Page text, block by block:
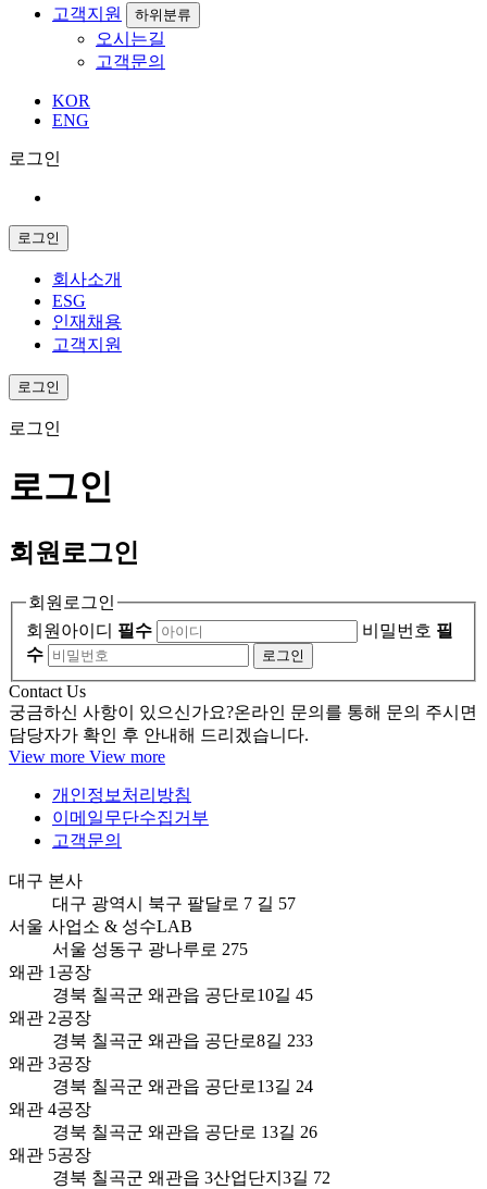
고객지원
하위분류
오시는길
고객문의
KOR
ENG
로그인
로그인
회사소개
ESG
인재채용
고객지원
로그인
로그인
로그인
회원 로그인
회원로그인
회원아이디 필수 비밀번호 필
수
로그인
Contact Us
궁금하신 사항이 있으신가요?온라인 문의를 통해 문의 주시면
담당자가 확인 후 안내해 드리겠습니다.
View more View more
개인정보처리방침
이메일무단수집거부
고객문의
대구 본사
대구 광역시 북구 팔달로 7 길 57
서울 사업소 & 성수LAB
서울 성동구 광나루로 275
왜관 1공장
경북 칠곡군 왜관읍 공단로10길 45
왜관 2공장
경북 칠곡군 왜관읍 공단로8길 233
왜관 3공장
경북 칠곡군 왜관읍 공단로13길 24
왜관 4공장
경북 칠곡군 왜관읍 공단로 13길 26
왜관 5공장
경북 칠곡군 왜관읍 3산업단지3길 72